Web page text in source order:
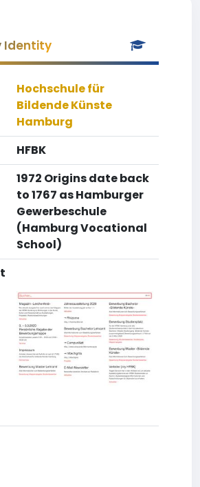
Identity
Hochschule für
Bildende Künste
Hamburg
HFBK
1972 Origins date back
to 1767 as Hamburger
Gewerbeschule
(Hamburg Vocational
School)